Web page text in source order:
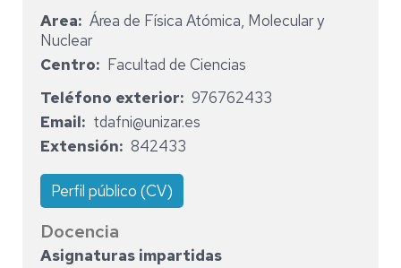
Area
Área de Física Atómica, Molecular y
Nuclear
Centro
Facultad de Ciencias
Teléfono exterior
976762433
Email
tdafni@unizar.es
Extensión
842433
Perfil público (CV)
Docencia
Asignaturas impartidas